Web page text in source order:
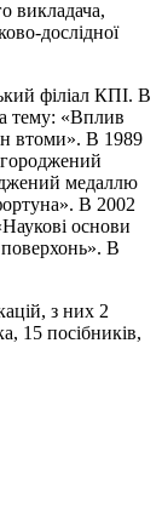
викладача,
дослідної
філіал КПІ. В
тему: «Вплив
втоми». В 1989
медаллю
В 2002
основи
В
з них 2
15 посібників,